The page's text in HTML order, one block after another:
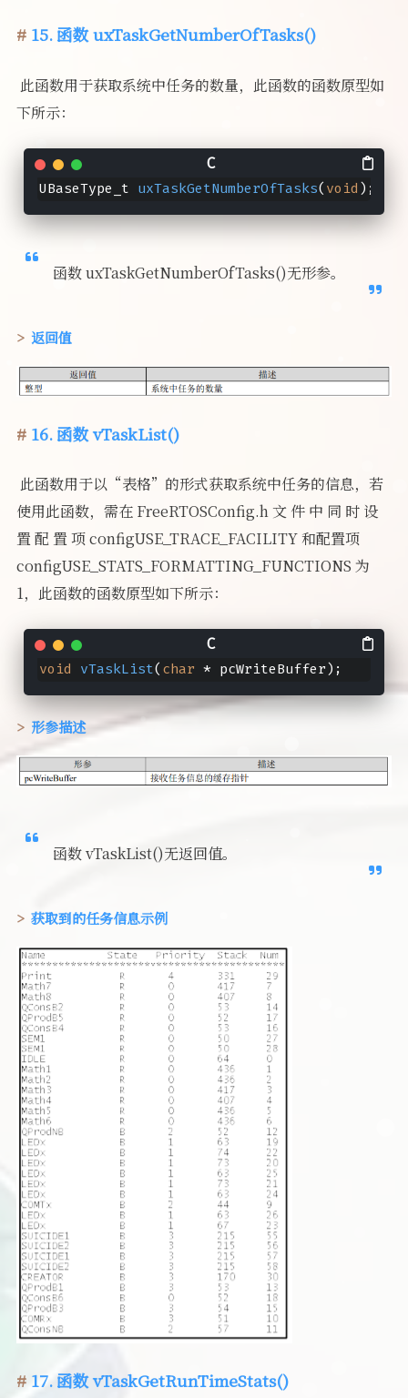
15. 函数 uxTaskGetNumberOfTasks()
​ 此函数用于获取系统中任务的数量，此函数的函数原型如
下所示：
UBaseType_t uxTaskGetNumberOfTasks( void ) ;
函数 uxTaskGetNumberOfTasks()无形参。
返回值
16. 函数 vTaskList()
​ 此函数用于以“表格”的形式获取系统中任务的信息，若
使用此函数，需在 FreeRTOSConfig.h 文 件 中 同 时 设
置 配 置 项 configUSE_TRACE_FACILITY 和配置项
configUSE_STATS_FORMATTING_FUNCTIONS 为
1，此函数的函数原型如下所示：
void vTaskList( char * pcWriteBuffer) ;
形参描述
函数 vTaskList()无返回值。
获取到的任务信息示例
17. 函数 vTaskGetRunTimeStats()